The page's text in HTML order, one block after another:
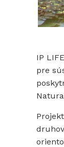
IP
pre